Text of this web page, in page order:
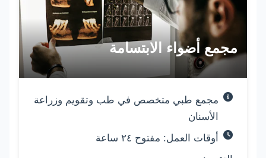
مجمع أضواء الابتسامة
مجمع طبي متخصص في طب وتقويم وزراعة
الأسنان
أوقات العمل: مفتوح ٢٤ ساعة